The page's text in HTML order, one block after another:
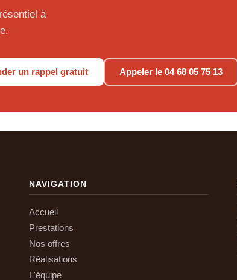
à
un rappel gratuit Appeler le 04 68 05 75 13
NAVIGATION
Accueil
Prestations
Nos offres
Réalisations
L'équipe